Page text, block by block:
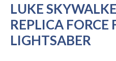
LUKE
REPLICA FORCE
LIGHTSABER